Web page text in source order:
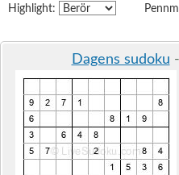
Highlight:
Dagens sudoku